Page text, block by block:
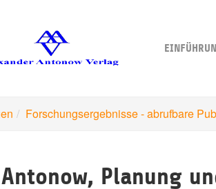
Forschungsergebnisse - abrufbare
Planung